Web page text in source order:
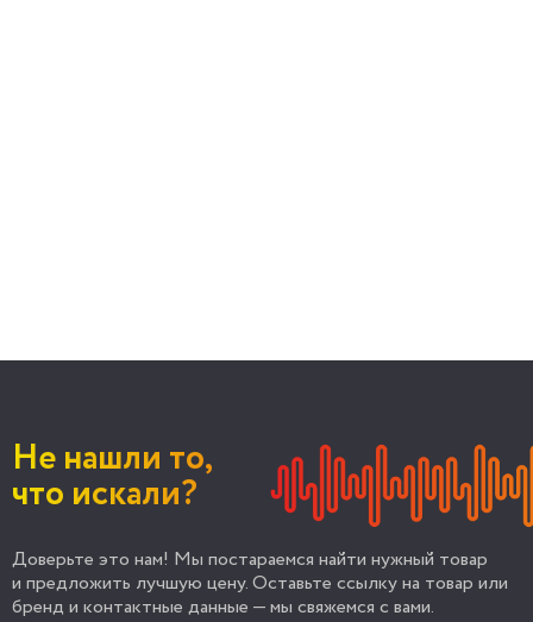
Не нашли то,
что искали?
Доверьте это нам! Мы постараемся найти нужный товар
и предложить лучшую цену. Оставьте ссылку на товар или
бренд и контактные данные — мы свяжемся с вами.